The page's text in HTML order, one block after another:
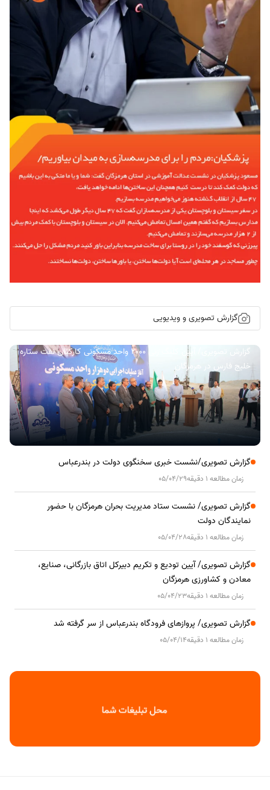
گزارش تصویری و ویدیویی
گزارش تصویری/ آیین کلنگ زنی ۲۰۰۰ واحد مسکونی کارکنان نفت ستاره
خلیج فارس در هرمزگان
گزارش تصویری/نشست خبری سخنگوی دولت در بندرعباس
زمان مطالعه 1 دقیقه 05/04/29
گزارش تصویری/ نشست ستاد مدیریت بحران هرمزگان با حضور
نمایندگان دولت
زمان مطالعه 1 دقیقه 05/04/28
گزارش تصویری/ آیین تودیع و تکریم دبیرکل اتاق بازرگانی، صنایع،
معادن و کشاورزی هرمزگان
زمان مطالعه 1 دقیقه 05/04/23
گزارش تصویری/ پروازهای فرودگاه بندرعباس از سر گرفته شد
زمان مطالعه 1 دقیقه 05/04/14